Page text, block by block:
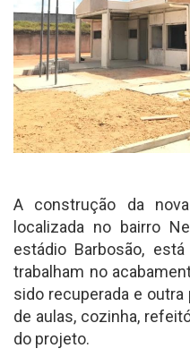
A construção da
localizada no bairro
estádio Barbosão,
trabalham no
sido recuperada e
de aulas, cozinha,
do projeto.